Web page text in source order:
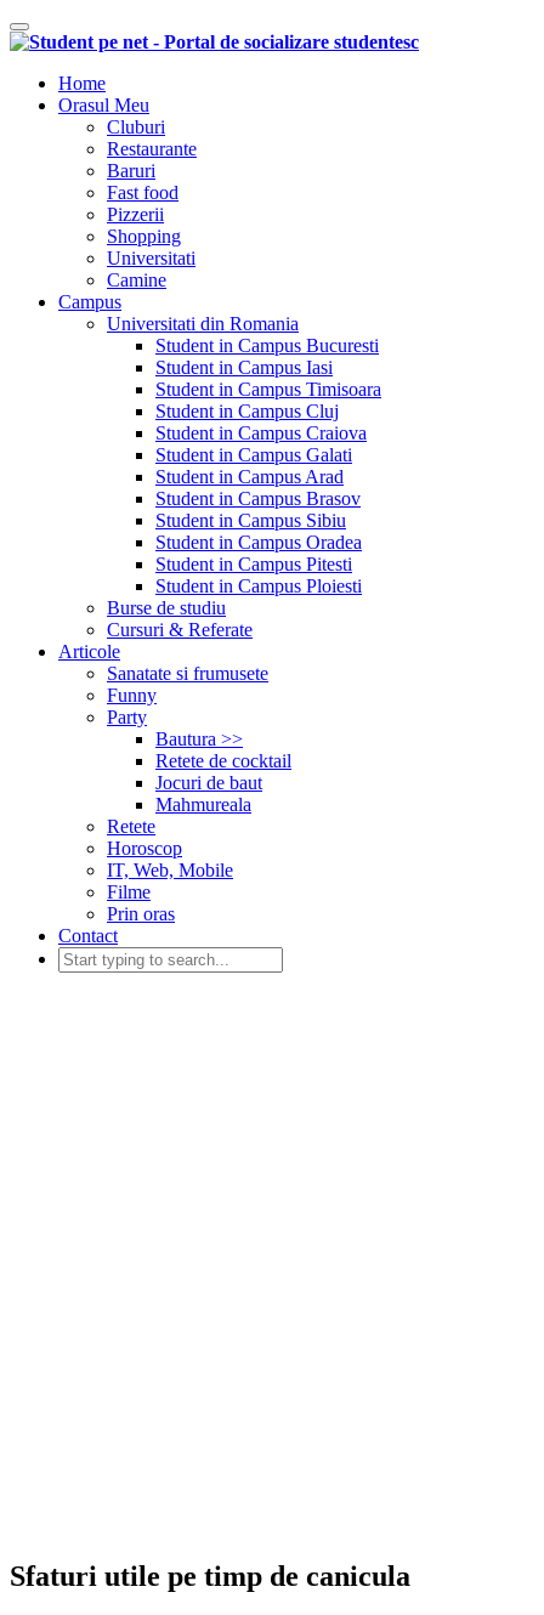
Comutare navigare
Home
Orasul Meu
Cluburi
Restaurante
Baruri
Fast food
Pizzerii
Shopping
Universitati
Camine
Campus
Universitati din Romania
Student in Campus Bucuresti
Student in Campus Iasi
Student in Campus Timisoara
Student in Campus Cluj
Student in Campus Craiova
Student in Campus Galati
Student in Campus Arad
Student in Campus Brasov
Student in Campus Sibiu
Student in Campus Oradea
Student in Campus Pitesti
Student in Campus Ploiesti
Burse de studiu
Cursuri & Referate
Articole
Sanatate si frumusete
Funny
Party
Bautura >>
Retete de cocktail
Jocuri de baut
Mahmureala
Retete
Horoscop
IT, Web, Mobile
Filme
Prin oras
Contact
Sfaturi utile pe timp de canicula